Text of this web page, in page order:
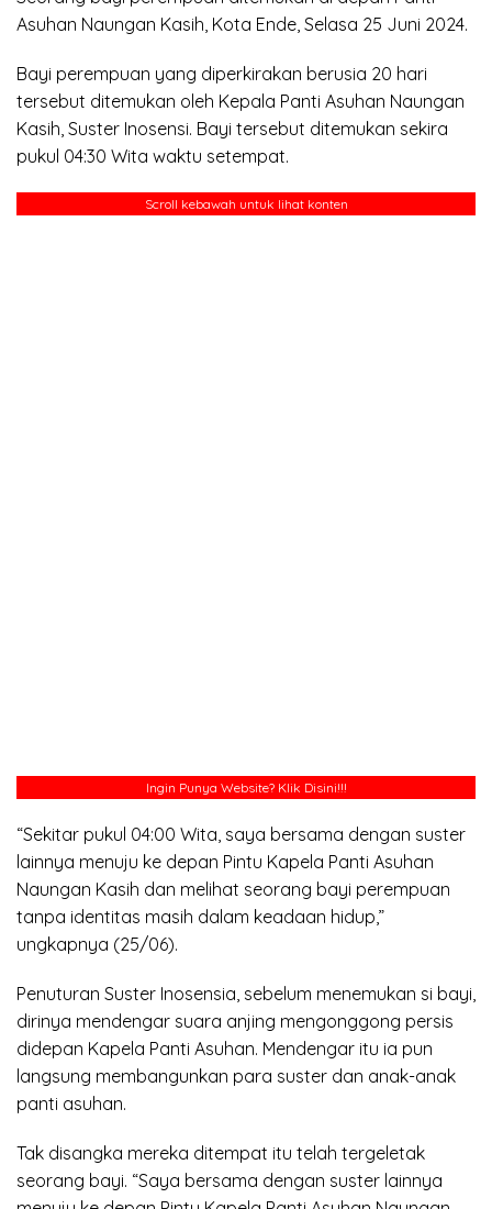
Asuhan Naungan Kasih, Kota Ende, Selasa 25 Juni 2024.
Bayi perempuan yang diperkirakan berusia 20 hari
tersebut ditemukan oleh Kepala Panti Asuhan Naungan
Kasih, Suster Inosensi. Bayi tersebut ditemukan sekira
pukul 04:30 Wita waktu setempat.
Scroll kebawah untuk lihat konten
Ingin Punya Website?Klik Disini!!!
“Sekitar pukul 04:00 Wita, saya bersama dengan suster
lainnya menuju ke depan Pintu Kapela Panti Asuhan
Naungan Kasih dan melihat seorang bayi perempuan
tanpa identitas masih dalam keadaan hidup,”
ungkapnya (25/06).
Penuturan Suster Inosensia, sebelum menemukan si bayi,
dirinya mendengar suara anjing mengonggong persis
didepan Kapela Panti Asuhan. Mendengar itu ia pun
langsung membangunkan para suster dan anak-anak
panti asuhan.
Tak disangka mereka ditempat itu telah tergeletak
seorang bayi. “Saya bersama dengan suster lainnya